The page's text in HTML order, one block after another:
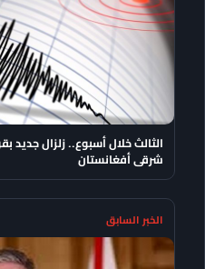
شرقى أفغانستان
الخبر السابق